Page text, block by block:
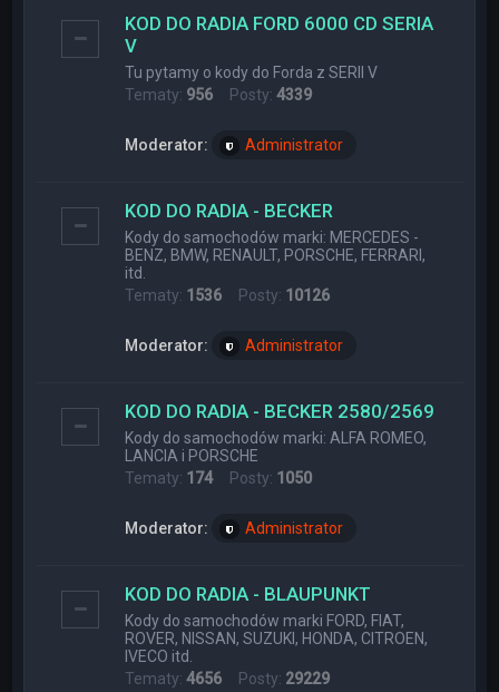
KOD DO RADIA FORD 6000 CD SERIA
V
Tu pytamy o kody do Forda z SERII V
Tematy: 956 Posty:4339
Moderator: Administrator
KOD DO RADIA - BECKER
Kody do samochodów marki: MERCEDES -
BENZ, BMW, RENAULT, PORSCHE, FERRARI,
itd.
Tematy: 1536 Posty: 10126
Moderator: Administrator
KOD DO RADIA - BECKER 2580/2569
Kody do samochodów marki: ALFA ROMEO,
LANCIA i PORSCHE
Tematy: 174Posty: 1050
Moderator: Administrator
KOD DO RADIA - BLAUPUNKT
Kody do samochodów marki FORD, FIAT,
ROVER, NISSAN, SUZUKI, HONDA, CITROEN,
IVECO itd.
Tematy:4656 Posty: 29229